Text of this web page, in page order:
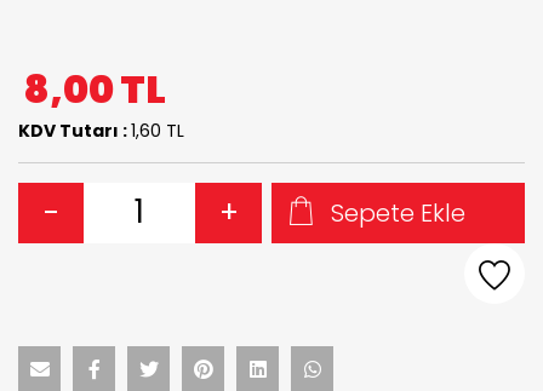
8,00TL
KDV Tutarı :1,60 TL
- + Sepete Ekle